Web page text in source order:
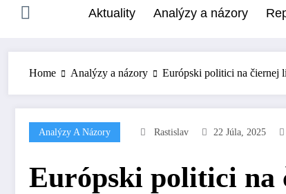
Aktuality Analýzy a názory
Home Analýzy a názory Európski politici na čiernej
Analýzy A Názory Rastislav 22 Júla, 2025
Európski politici na